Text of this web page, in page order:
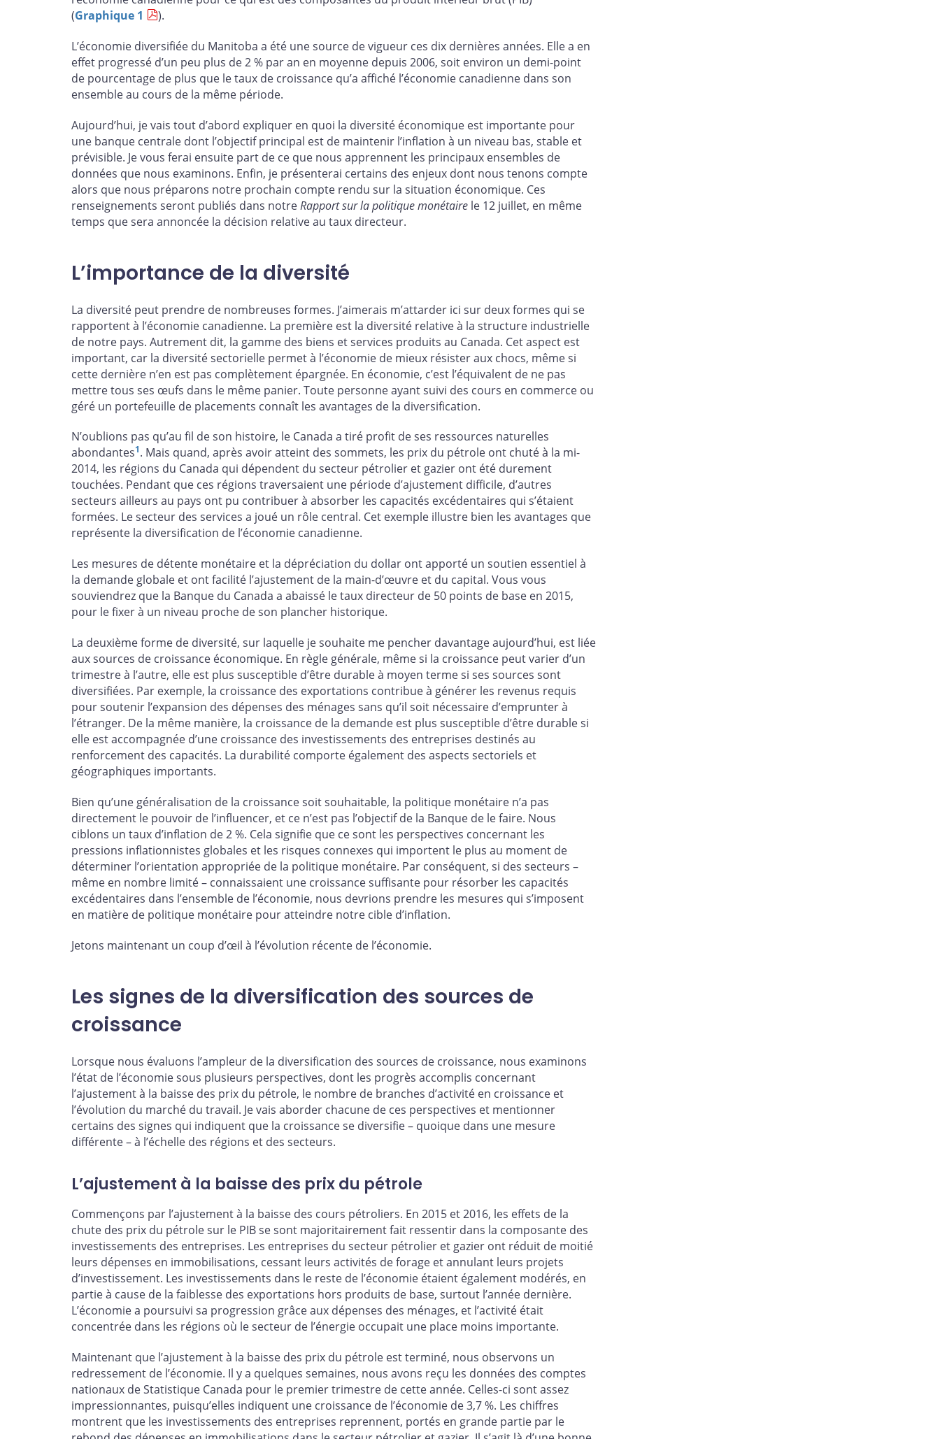
(Graphique 1
).
L’économie diversifiée du Manitoba a été une source de vigueur ces dix dernières années. Elle a en
effet progressé d’un peu plus de 2 % par an en moyenne depuis 2006, soit environ un demi-point
de pourcentage de plus que le taux de croissance qu’a affiché l’économie canadienne dans son
ensemble au cours de la même période.
Aujourd’hui, je vais tout d’abord expliquer en quoi la diversité économique est importante pour
une banque centrale dont l’objectif principal est de maintenir l’inflation à un niveau bas, stable et
prévisible. Je vous ferai ensuite part de ce que nous apprennent les principaux ensembles de
données que nous examinons. Enfin, je présenterai certains des enjeux dont nous tenons compte
alors que nous préparons notre prochain compte rendu sur la situation économique. Ces
renseignements seront publiés dans notreRapport sur la politique monétaire le 12 juillet, en même
temps que sera annoncée la décision relative au taux directeur.
L’importance de la diversité
La diversité peut prendre de nombreuses formes. J’aimerais m’attarder ici sur deux formes qui se
rapportent à l’économie canadienne. La première est la diversité relative à la structure industrielle
de notre pays. Autrement dit, la gamme des biens et services produits au Canada. Cet aspect est
important, car la diversité sectorielle permet à l’économie de mieux résister aux chocs, même si
cette dernière n’en est pas complètement épargnée. En économie, c’est l’équivalent de ne pas
mettre tous ses œufs dans le même panier. Toute personne ayant suivi des cours en commerce ou
géré un portefeuille de placements connaît les avantages de la diversification.
N’oublions pas qu’au fil de son histoire, le Canada a tiré profit de ses ressources naturelles
abondantes1. Mais quand, après avoir atteint des sommets, les prix du pétrole ont chuté à la mi-
2014, les régions du Canada qui dépendent du secteur pétrolier et gazier ont été durement
touchées. Pendant que ces régions traversaient une période d’ajustement difficile, d’autres
secteurs ailleurs au pays ont pu contribuer à absorber les capacités excédentaires qui s’étaient
formées. Le secteur des services a joué un rôle central. Cet exemple illustre bien les avantages que
représente la diversification de l’économie canadienne.
Les mesures de détente monétaire et la dépréciation du dollar ont apporté un soutien essentiel à
la demande globale et ont facilité l’ajustement de la main-d’œuvre et du capital. Vous vous
souviendrez que la Banque du Canada a abaissé le taux directeur de 50 points de base en 2015,
pour le fixer à un niveau proche de son plancher historique.
La deuxième forme de diversité, sur laquelle je souhaite me pencher davantage aujourd’hui, est liée
aux sources de croissance économique. En règle générale, même si la croissance peut varier d’un
trimestre à l’autre, elle est plus susceptible d’être durable à moyen terme si ses sources sont
diversifiées. Par exemple, la croissance des exportations contribue à générer les revenus requis
pour soutenir l’expansion des dépenses des ménages sans qu’il soit nécessaire d’emprunter à
l’étranger. De la même manière, la croissance de la demande est plus susceptible d’être durable si
elle est accompagnée d’une croissance des investissements des entreprises destinés au
renforcement des capacités. La durabilité comporte également des aspects sectoriels et
géographiques importants.
Bien qu’une généralisation de la croissance soit souhaitable, la politique monétaire n’a pas
directement le pouvoir de l’influencer, et ce n’est pas l’objectif de la Banque de le faire. Nous
ciblons un taux d’inflation de 2 %. Cela signifie que ce sont les perspectives concernant les
pressions inflationnistes globales et les risques connexes qui importent le plus au moment de
déterminer l’orientation appropriée de la politique monétaire. Par conséquent, si des secteurs –
même en nombre limité – connaissaient une croissance suffisante pour résorber les capacités
excédentaires dans l’ensemble de l’économie, nous devrions prendre les mesures qui s’imposent
en matière de politique monétaire pour atteindre notre cible d’inflation.
Jetons maintenant un coup d’œil à l’évolution récente de l’économie.
Les signes de la diversification des sources de
croissance
Lorsque nous évaluons l’ampleur de la diversification des sources de croissance, nous examinons
l’état de l’économie sous plusieurs perspectives, dont les progrès accomplis concernant
l’ajustement à la baisse des prix du pétrole, le nombre de branches d’activité en croissance et
l’évolution du marché du travail. Je vais aborder chacune de ces perspectives et mentionner
certains des signes qui indiquent que la croissance se diversifie – quoique dans une mesure
différente – à l’échelle des régions et des secteurs.
L’ajustement à la baisse des prix du pétrole
Commençons par l’ajustement à la baisse des cours pétroliers. En 2015 et 2016, les effets de la
chute des prix du pétrole sur le PIB se sont majoritairement fait ressentir dans la composante des
investissements des entreprises. Les entreprises du secteur pétrolier et gazier ont réduit de moitié
leurs dépenses en immobilisations, cessant leurs activités de forage et annulant leurs projets
d’investissement. Les investissements dans le reste de l’économie étaient également modérés, en
partie à cause de la faiblesse des exportations hors produits de base, surtout l’année dernière.
L’économie a poursuivi sa progression grâce aux dépenses des ménages, et l’activité était
concentrée dans les régions où le secteur de l’énergie occupait une place moins importante.
Maintenant que l’ajustement à la baisse des prix du pétrole est terminé, nous observons un
redressement de l’économie. Il y a quelques semaines, nous avons reçu les données des comptes
nationaux de Statistique Canada pour le premier trimestre de cette année. Celles-ci sont assez
impressionnantes, puisqu’elles indiquent une croissance de l’économie de 3,7 %. Les chiffres
montrent que les investissements des entreprises reprennent, portés en grande partie par le